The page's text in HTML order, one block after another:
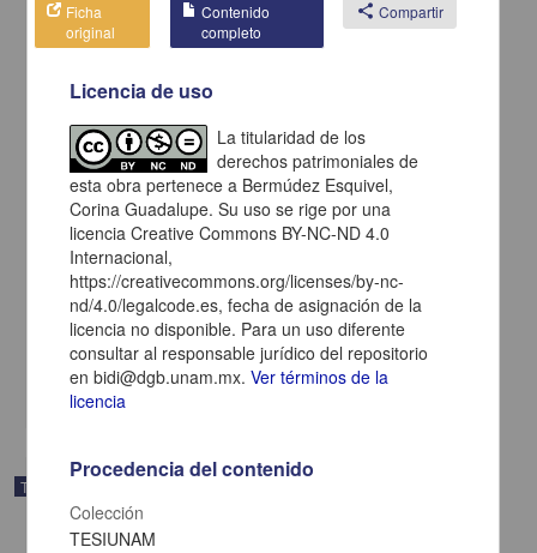
"Efectos de la ancestría en el perfil clínico y mutacional de mujeres
con cáncer de mama hereditario"
Carrillo Lozada, María Fernanda
Biología y Química
Trabajo de grado
Ficha
original
Contenido
completo
share Compartir
Licencia de uso
La titularidad de los
derechos patrimoniales de
esta obra pertenece a Bermúdez Esquivel,
Corina Guadalupe. Su uso se rige por una
licencia Creative Commons BY-NC-ND 4.0
Internacional,
https://creativecommons.org/licenses/by-nc-
nd/4.0/legalcode.es, fecha de asignación de la
licencia no disponible. Para un uso diferente
consultar al responsable jurídico del repositorio
en bidi@dgb.unam.mx.Ver términos de la
licencia
Procedencia del contenido
Colección
TESIUNAM